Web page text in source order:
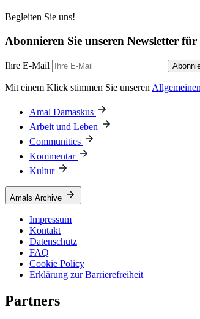
Begleiten Sie uns!
Abonnieren Sie unseren Newsletter
Ihre E-Mail
Mit einem Klick stimmen Sie unseren
Amal Damaskus
Arbeit und Leben
Communities
Kommentar
Kultur
Amals Archive
Impressum
Kontakt
Datenschutz
FAQ
Cookie Policy
Erklärung zur Barrierefreiheit
Partners